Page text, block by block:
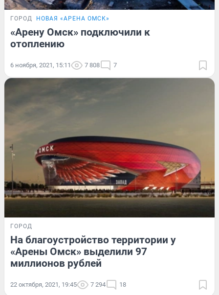
ГОРОД НОВАЯ «АРЕНА ОМСК»
«Арену Омск» подключили к
отоплению
6 ноября, 2021, 15:11 7 808 7
ГОРОД
На благоустройство территории у
«Арены Омск» выделили 97
миллионов рублей
22 октября, 2021, 19:45 7 294 18